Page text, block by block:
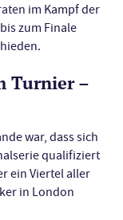
im Kampf der
zum Finale
Turnier –
war, dass sich
qualifiziert
ein Viertel aller
in London